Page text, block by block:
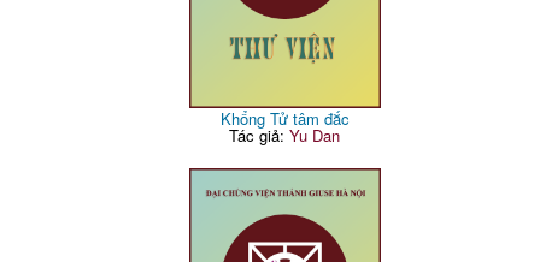
Khổng Tử tâm đắc
Tác giả:Yu Dan